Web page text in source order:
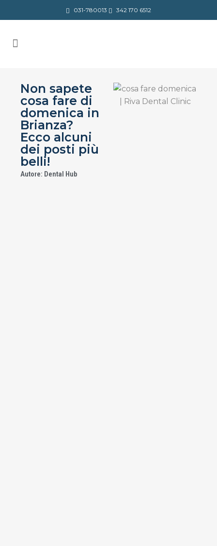
031-780013 342 170 6512
Non sapete
cosa fare di
domenica in
Brianza?
Ecco alcuni
dei posti più
belli!
Autore: Dental Hub